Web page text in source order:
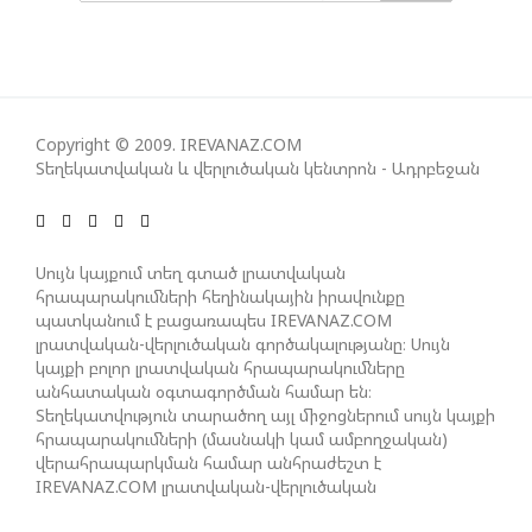
ԳՈՐԾՈՒՆԵՈՒԹՅՈՒՆ ԱԴՐԲԵՋԱՆՈՒՄ ԱՆՕՐԻՆԱԿԱՆ
Է ՃԱՆԱՉՎԵԼ
ՆԱԽԱԳԱՀ ԻԼՀԱՄ ԱԼԻԵՎԸ ՇՆՈՐՀԱՎՈՐԵԼ Է ԻՐ
ՄԱԼԴԻՎՑԻ ԳՈՐԾԸՆԿԵՐ ՄՈՀԱՄՄԵԴ ՄՈՒԻԶԱՅԻՆ.
«ՄԵՆՔ ԳՈՀ ԵՆՔ ԱԴՐԲԵՋԱՆԻ ԵՎ ՄԱԼԴԻՎՆԵՐԻ
ՄԻՋԵՎ ՀԱՐԱԲԵՐՈՒԹՅՈՒՆՆԵՐԻ ԴԻՆԱՄԻԿ
ԶԱՐԳԱՑՈՒՄԻՑ»
ՇԱՐՈՒՆԱԿՎՈՒՄ Է «ՄԵԾ ՎԵՐԱԴԱՐՁ» ԾՐԱԳՐԻ
ԻՐԱԿԱՆԱՑՈՒՄԸ
Copyright © 2009. IREVANAZ.COM
Տեղեկատվական և վերլուծական կենտրոն - Ադրբեջան
Սույն կայքում տեղ գտած լրատվական
հրապարակումների հեղինակային իրավունքը
պատկանում է բացառապես IREVANAZ.COM
լրատվական-վերլուծական գործակալությանը։ Սույն
կայքի բոլոր լրատվական հրապարակումները
անհատական օգտագործման համար են։
Տեղեկատվություն տարածող այլ միջոցներում սույն կայքի
հրապարակումների (մասնակի կամ ամբողջական)
վերահրապարկման համար անհրաժեշտ է
IREVANAZ.COM լրատվական-վերլուծական